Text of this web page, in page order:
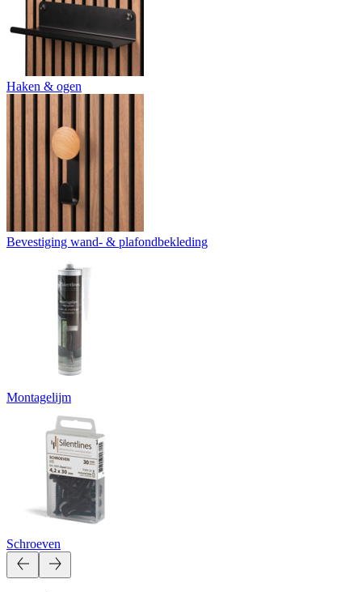
Haken & ogen
Bevestiging wand- & plafondbekleding
Montagelijm
Schroeven